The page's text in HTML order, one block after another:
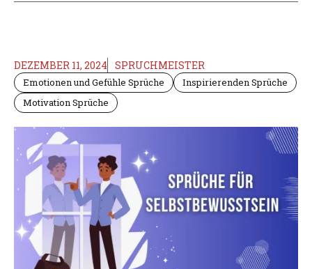
DEZEMBER 11, 2024 SPRUCHMEISTER
Emotionen und Gefühle Sprüche
Inspirierenden Sprüche
Motivation Sprüche